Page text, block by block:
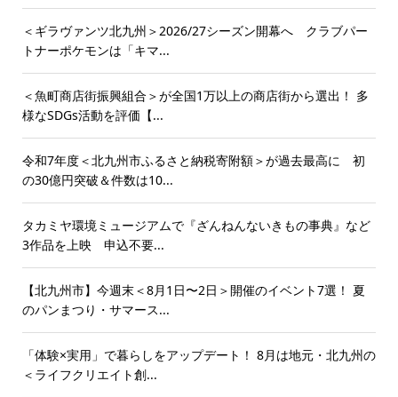
＜ギラヴァンツ北九州＞2026/27シーズン開幕へ クラブパー
トナーポケモンは「キマ...
＜魚町商店街振興組合＞が全国1万以上の商店街から選出！ 多
様なSDGs活動を評価【...
令和7年度＜北九州市ふるさと納税寄附額＞が過去最高に 初
の30億円突破＆件数は10...
タカミヤ環境ミュージアムで『ざんねんないきもの事典』など
3作品を上映 申込不要...
【北九州市】今週末＜8月1日〜2日＞開催のイベント7選！ 夏
のパンまつり・サマース...
「体験×実用」で暮らしをアップデート！ 8月は地元・北九州の
＜ライフクリエイト創...